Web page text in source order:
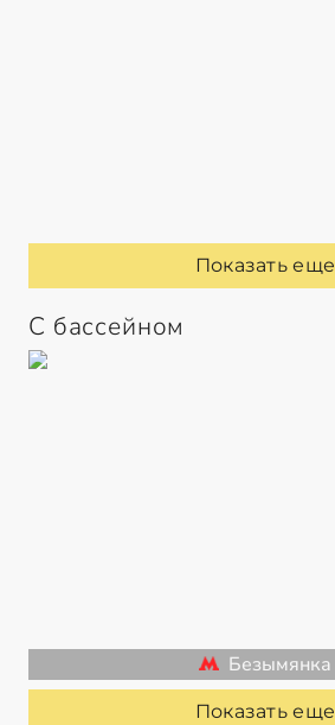
Показать еще
С бассейном
Безымянка
Показать еще